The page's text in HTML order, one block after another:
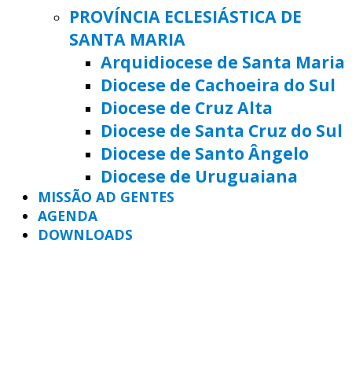
PROVÍNCIA ECLESIÁSTICA DE
SANTA MARIA
Arquidiocese de Santa Maria
Diocese de Cachoeira do Sul
Diocese de Cruz Alta
Diocese de Santa Cruz do Sul
Diocese de Santo Ângelo
Diocese de Uruguaiana
MISSÃO AD GENTES
AGENDA
DOWNLOADS